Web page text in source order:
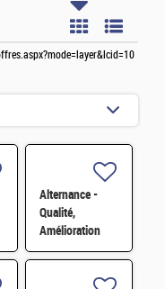
Alternance -
Qualité,
Amélioration
continue et